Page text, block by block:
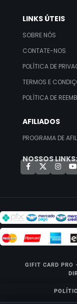
LINKS ÚTEIS
SOBRE NÓS
CONTATE-NOS
POLÍTICA DE
TERMOS E
POLÍTICA DE
AFILIADOS
PROGRAMA DE
NOSSOS LINKS:
GIFIT CARD PRO